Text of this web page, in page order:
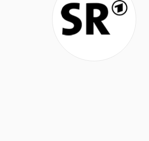
umgehen: vertrauen
Dampfbügeleisen
glättet am besten?
glatter, auch in
Das sind die
Verbraucher ihre
mit